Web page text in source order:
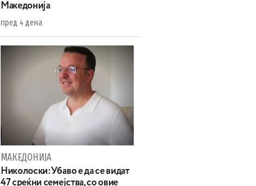
Македонија
пред 4 дена
МАКЕДОНИЈА
Николоски:Убаво е да се видат
47 среќни семејства, со овие